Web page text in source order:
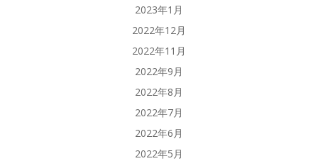
2023年1月
2022年12月
2022年11月
2022年9月
2022年8月
2022年7月
2022年6月
2022年5月